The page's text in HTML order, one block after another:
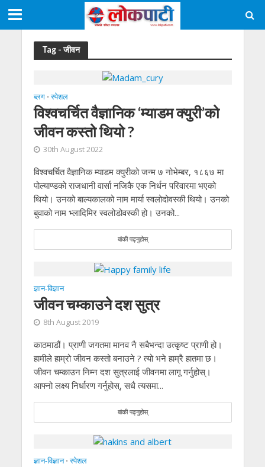
Tag - जीवन
ब्लग • स्पेशल
विश्वचर्चित वैज्ञानिक ‘म्याडम क्युरी’को
जीवन कस्तो थियो ?
30th August 2022
विश्वचर्चित वैज्ञानिक म्याडम क्युरीको जन्म ७ नोभेम्बर, १८६७ मा
पोल्याण्डको राजधानी वार्सा नजिकै एक निर्धन परिवारमा भएको
थियो। उनको बाल्यकालको नाम मार्या स्वलोदोवस्की थियो। उनको
बुवाको नाम भ्लादिमिर स्वलोडोवस्की हो। उनको...
बांकी पढ्नुहोस्
ज्ञान-विज्ञान
जीवन चम्काउने दश सुत्र
8th August 2019
काठमाडौं। प्राणी जगतमा मानव नै सबैभन्दा उत्कृष्ट प्राणी हो।
हामीले हाम्रो जीवन कस्तो बनाउने ? त्यो भने हाम्रै हातमा छ।
जीवन चम्काउन निम्न दश सुत्रलाई जीवनमा लागू गर्नुहोस्।
आफ्नो लक्ष्य निर्धारण गर्नुहोस्, सधै त्यसमा...
बांकी पढ्नुहोस्
ज्ञान-विज्ञान • स्पेशल